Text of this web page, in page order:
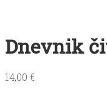
Dnevnik
14,00 €